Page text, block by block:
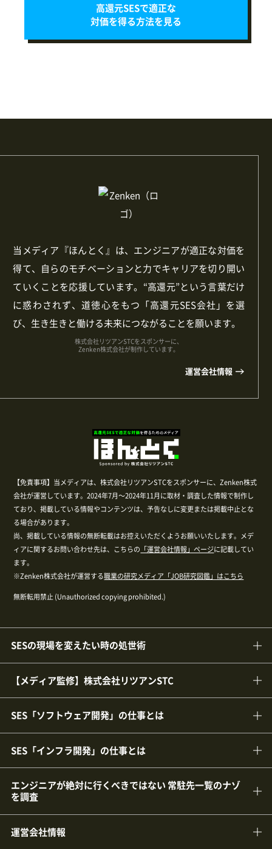
高還元SESで適正な
対価を得る方法を見る
当メディア『ほんとく』は、エンジニアが適正な対価を
得て、自らのモチベーションと力でキャリアを切り開い
ていくことを応援しています。“高還元”という言葉だけ
に惑わされず、道徳心をもつ「高還元SES会社」を選
び、生き生きと働ける未来につながることを願います。
株式会社リツアンSTCをスポンサーに、
Zenken株式会社が制作しています。
運営会社情報
【免責事項】当メディアは、株式会社リツアンSTCをスポンサーに、Zenken株式
会社が運営しています。2024年7月～2024年11月に取材・調査した情報で制作し
ており、掲載している情報やコンテンツは、予告なしに変更または掲載中止とな
る場合があります。
尚、掲載している情報の無断転載はお控えいただくようお願いいたします。メデ
ィアに関するお問い合わせ先は、こちらの 「運営会社情報」ページに記載してい
ます。
※Zenken株式会社が運営する職業の研究メディア「JOB研究図鑑」はこちら
無断転用禁止 (Unauthorized copying prohibited.)
SESの現場を変えたい時の処世術
【メディア監修】株式会社リツアンSTC
SES「ソフトウェア開発」の仕事とは
SES「インフラ開発」の仕事とは
エンジニアが絶対に行くべきではない 常駐先一覧のナゾ
を調査
運営会社情報